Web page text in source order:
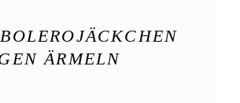
ÄRMELN